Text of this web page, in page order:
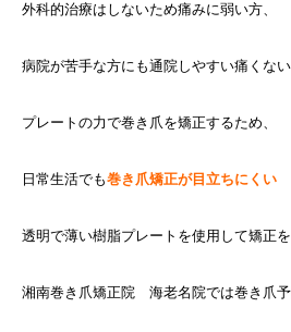
外科的治療はしないため痛みに弱い方、
病院が苦手な方にも通院しやすい痛くない
プレートの力で巻き爪を矯正するため、
日常生活でも巻き爪矯正が目立ちにくい
透明で薄い樹脂プレートを使用して矯正を
湘南巻き爪矯正院 海老名院では巻き爪予